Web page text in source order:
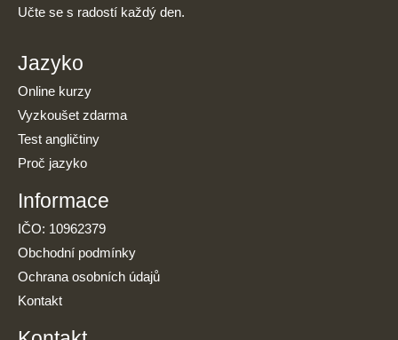
Učte se s radostí každý den.
Jazyko
Online kurzy
Vyzkoušet zdarma
Test angličtiny
Proč jazyko
Informace
IČO: 10962379
Obchodní podmínky
Ochrana osobních údajů
Kontakt